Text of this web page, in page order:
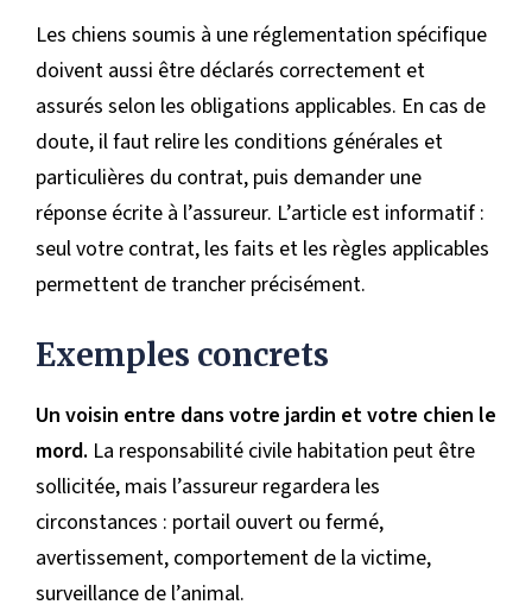
Les chiens soumis à une réglementation spécifique
doivent aussi être déclarés correctement et
assurés selon les obligations applicables. En cas de
doute, il faut relire les conditions générales et
particulières du contrat, puis demander une
réponse écrite à l’assureur. L’article est informatif :
seul votre contrat, les faits et les règles applicables
permettent de trancher précisément.
Exemples concrets
Un voisin entre dans votre jardin et votre chien le
mord. La responsabilité civile habitation peut être
sollicitée, mais l’assureur regardera les
circonstances : portail ouvert ou fermé,
avertissement, comportement de la victime,
surveillance de l’animal.